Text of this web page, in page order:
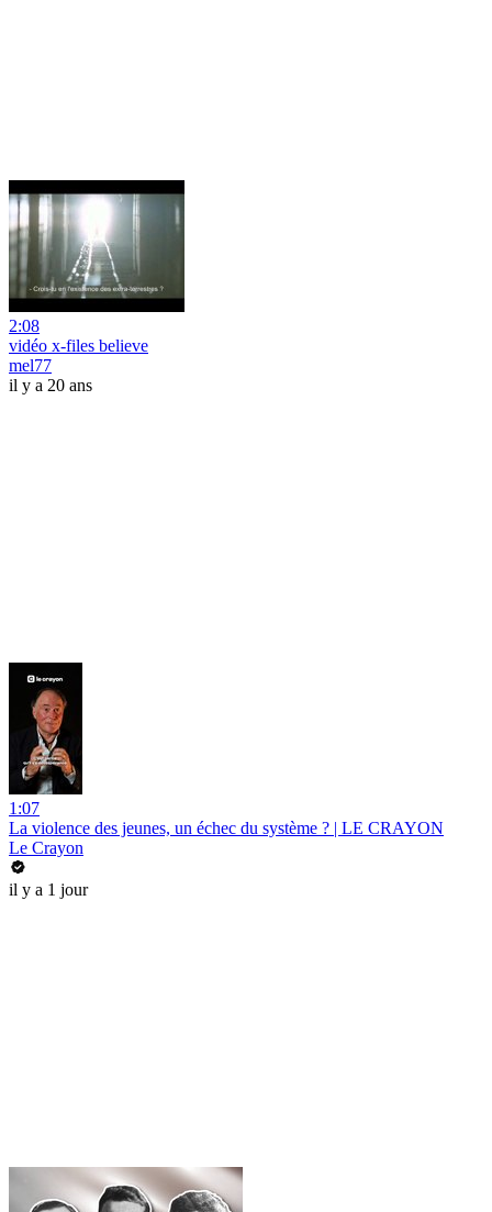
2:08
vidéo x-files believe
mel77
il y a 20 ans
1:07
La violence des jeunes, un échec du système ? | LE CRAYON
Le Crayon
il y a 1 jour